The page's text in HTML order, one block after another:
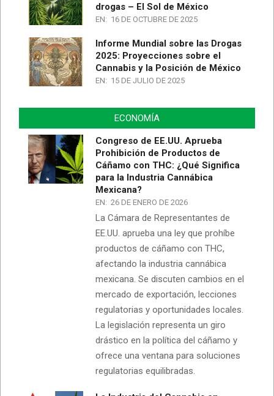
drogas – El Sol de México
EN: 16 DE OCTUBRE DE 2025
Informe Mundial sobre las Drogas
2025: Proyecciones sobre el
Cannabis y la Posición de México
EN: 15 DE JULIO DE 2025
ECONOMÍA
Congreso de EE.UU. Aprueba
Prohibición de Productos de
Cáñamo con THC: ¿Qué Significa
para la Industria Cannábica
Mexicana?
EN: 26 DE ENERO DE 2026
La Cámara de Representantes de
EE.UU. aprueba una ley que prohíbe
productos de cáñamo con THC,
afectando la industria cannábica
mexicana. Se discuten cambios en el
mercado de exportación, lecciones
regulatorias y oportunidades locales.
La legislación representa un giro
drástico en la política del cáñamo y
ofrece una ventana para soluciones
regulatorias equilibradas.